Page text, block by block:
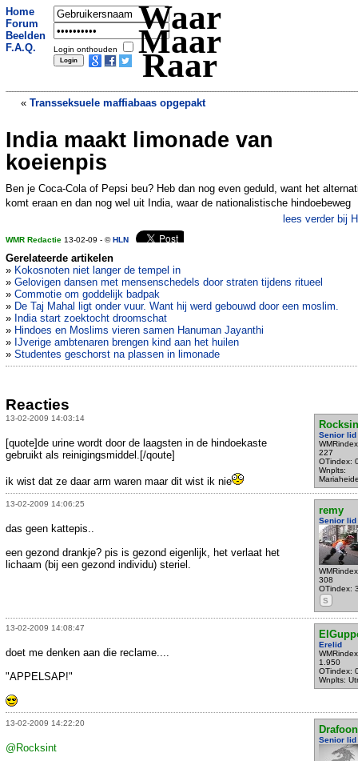
Home
Forum
Beelden
F.A.Q.
Login onthouden
Waar
Maar
Raar
« Transseksuele maffiabaas opgepakt
Verkeersslachtoffer uur door New York
gesleept»
India maakt limonade van
koeienpis
Ben je Coca-Cola of Pepsi beu? Heb dan nog even geduld, want het
komt eraan en dan nog wel uit India, waar de nationalistische hindoebeweg
lees verder bij
WMR Redactie 13-02-09 - ©HLN
Gerelateerde artikelen
» Kokosnoten niet langer de tempel in
» Gelovigen dansen met mensenschedels door straten tijdens ritueel
» Commotie om goddelijk badpak
» De Taj Mahal ligt onder vuur. Want hij werd gebouwd door een moslim.
» India start zoektocht droomschat
» Hindoes en Moslims vieren samen Hanuman Jayanthi
» IJverige ambtenaren brengen kind aan het huilen
» Studentes geschorst na plassen in limonade
Reacties
13-02-2009 14:03:14
Senior lid
227
OTindex:
Wnplts:
[quote]de urine wordt door de laagsten in de hindoekaste
gebruikt als reinigingsmiddel.[/qoute]
ik wist dat ze daar arm waren maar dit wist ik nie
13-02-2009 14:06:25
remy
Senior lid
308
OTindex:
S
das geen kattepis..
een gezond drankje? pis is gezond eigenlijk, het verlaat het
lichaam (bij een gezond individu) steriel.
13-02-2009 14:08:47
Erelid
1.950
OTindex:
Wnplts:
doet me denken aan die reclame....
"APPELSAP!"
13-02-2009 14:22:20
Drafoon
Senior lid
@Rocksint